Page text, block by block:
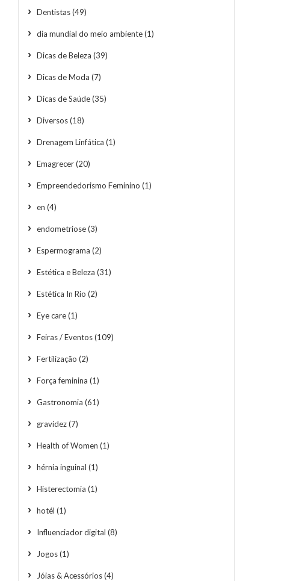
Dentistas(49)
dia mundial do meio ambiente(1)
Dicas de Beleza (39)
Dicas de Moda (7)
Dicas de Saúde(35)
Diversos(18)
Drenagem Linfática (1)
Emagrecer(20)
Empreendedorismo Feminino (1)
en (4)
endometriose(3)
Espermograma (2)
Estética e Beleza (31)
Estética In Rio (2)
Eye care(1)
Feiras / Eventos(109)
Fertilização (2)
Força feminina (1)
Gastronomia (61)
gravidez(7)
Health of Women (1)
hérnia inguinal (1)
Histerectomia (1)
hotél (1)
Influenciador digital (8)
Jogos(1)
Jóias & Acessórios(4)